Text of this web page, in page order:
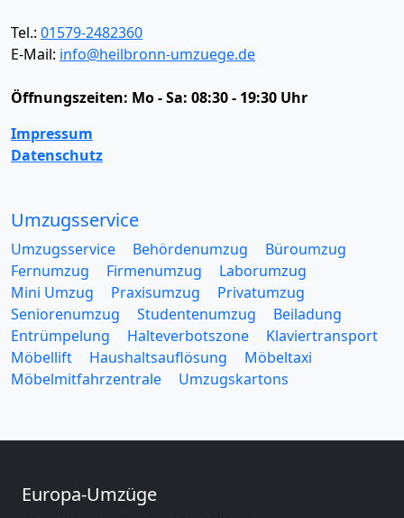
Tel.: 01579-2482360
E-Mail: info@heilbronn-umzuege.de
Öffnungszeiten: Mo - Sa: 08:30 - 19:30 Uhr
Impressum
Datenschutz
Umzugsservice
Umzugsservice Behördenumzug
Büroumzug
Fernumzug
Firmenumzug
Laborumzug
Mini Umzug
Praxisumzug
Privatumzug
Seniorenumzug
Studentenumzug
Beiladung
Entrümpelung
Halteverbotszone
Klaviertransport
Möbellift
Haushaltsauflösung
Möbeltaxi
Möbelmitfahrzentrale
Umzugskartons
Europa-Umzüge